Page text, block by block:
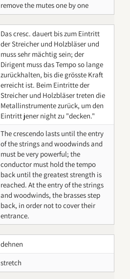
remove the mutes one by one
Das cresc. dauert bis zum Eintritt
der Streicher und Holzbläser und
muss sehr mächtig sein; der
Dirigent muss das Tempo so lange
zurückhalten, bis die grösste Kraft
erreicht ist. Beim Eintritte der
Streicher und Holzbläser treten die
Metallinstrumente zurück, um den
Eintritt jener night zu "decken."
The crescendo lasts until the entry
of the strings and woodwinds and
must be very powerful; the
conductor must hold the tempo
back until the greatest strength is
reached. At the entry of the strings
and woodwinds, the brasses step
back, in order not to cover their
entrance.
dehnen
stretch